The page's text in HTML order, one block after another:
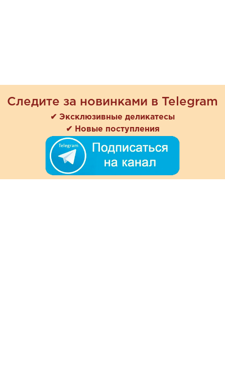
Следите за новинками в Telegram
✔ Эксклюзивные деликатесы
✔ Новые поступления